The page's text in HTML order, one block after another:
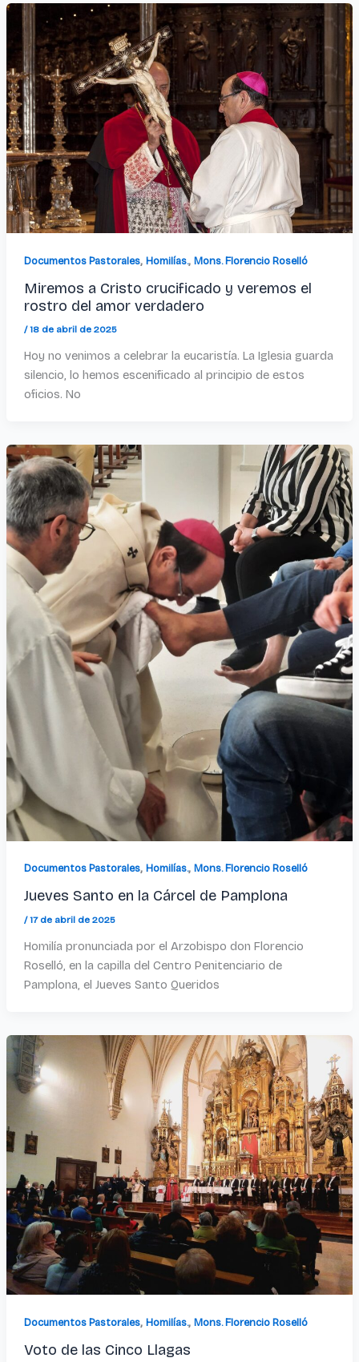
Documentos Pastorales, Homilías., Mons. Florencio Roselló
Miremos a Cristo crucificado y veremos el
rostro del amor verdadero
/18 de abril de 2025
Hoy no venimos a celebrar la eucaristía. La Iglesia guarda
silencio, lo hemos escenificado al principio de estos
oficios. No
Documentos Pastorales, Homilías., Mons. Florencio Roselló
Jueves Santo en la Cárcel de Pamplona
/17 de abril de 2025
Homilía pronunciada por el Arzobispo don Florencio
Roselló, en la capilla del Centro Penitenciario de
Pamplona, el Jueves Santo Queridos
Documentos Pastorales, Homilías., Mons. Florencio Roselló
Voto de las Cinco Llagas